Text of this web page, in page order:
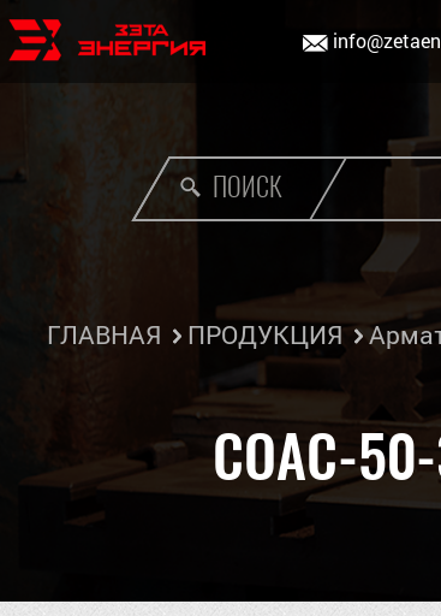
ПОИСК
ГЛАВНАЯ ПРОДУКЦИЯ
СОАС-